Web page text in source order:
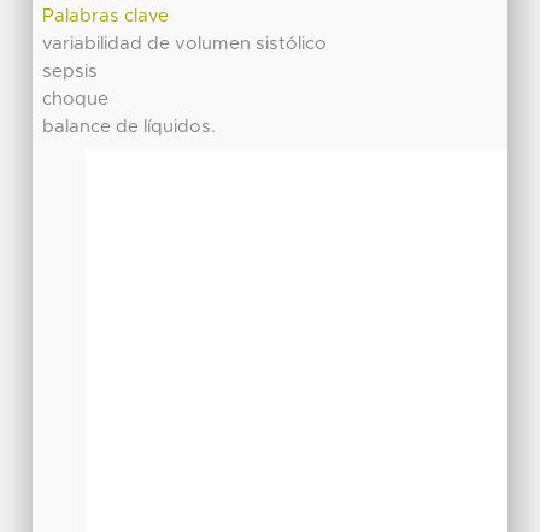
Palabras clave
variabilidad de volumen sistólico
sepsis
choque
balance de líquidos.